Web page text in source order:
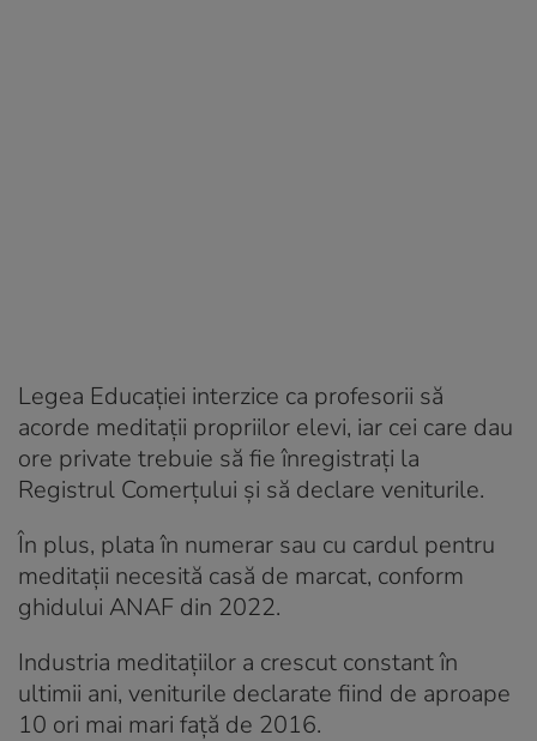
Legea Educației interzice ca profesorii să
acorde meditații propriilor elevi, iar cei care dau
ore private trebuie să fie înregistrați la
Registrul Comerțului și să declare veniturile.
În plus, plata în numerar sau cu cardul pentru
meditații necesită casă de marcat, conform
ghidului ANAF din 2022.
Industria meditațiilor a crescut constant în
ultimii ani, veniturile declarate fiind de aproape
10 ori mai mari față de 2016.